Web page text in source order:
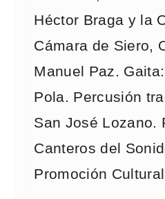
Héctor Braga y la
Cámara de Siero,
Manuel Paz.
Pola. Percusión
San José Lozano.
Canteros del
Promoción